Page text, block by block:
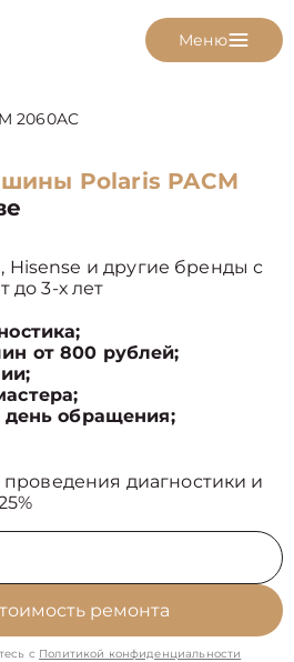
Меню
2060AC
Polaris PACM
Hisense и другие бренды с
до 3-х лет
от 800 рублей;
день обращения;
проведения диагностики и
ремонта
с Политикой конфиденциальности